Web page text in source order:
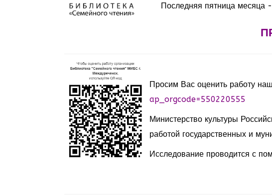
Последняя пятница месяца
Просим Вас оценить работу
ap_orgcode=550220555
Министерство культуры
работой государственных и
Исследование проводится с